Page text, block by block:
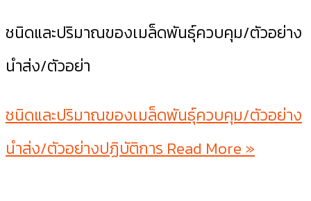
ชนิดและปริมาณของเมล็ดพันธุ์ควบคุม/ตัวอย่าง
นำส่ง/ตัวอย่า
ชนิดและปริมาณของเมล็ดพันธุ์ควบคุม/ตัวอย่าง
นำส่ง/ตัวอย่างปฏิบัติการ Read More »